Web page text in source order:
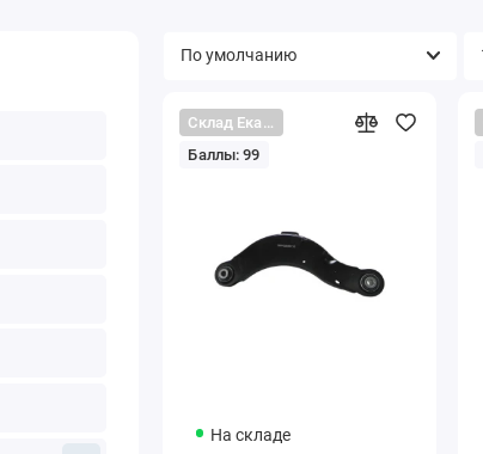
Склад Екатеринбург
Баллы: 99
На складе